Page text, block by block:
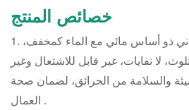
خصائص المنتج
1. الأداء البيئي : طلاء معدني ذو أساس مائي مع الماء كمخفف،
لا نفايات، غير قابل للاشتعال وغير
والسلامة من الحرائق، لضمان صحة
العمال .